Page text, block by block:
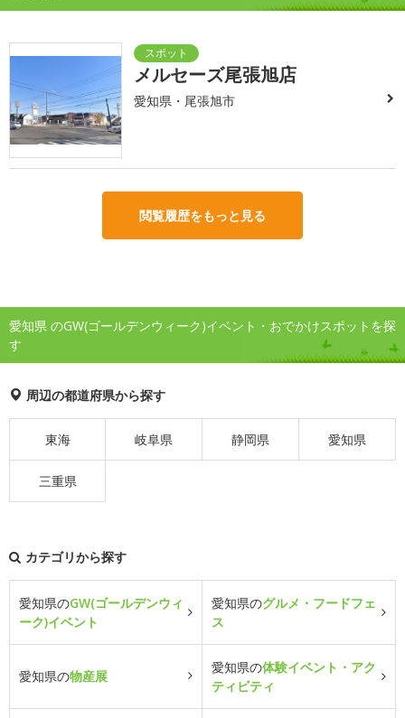
メルセーズ尾張旭店
愛知県・尾張旭市
閲覧履歴をもっと見る
愛知県 のGW(ゴールデンウィーク)イベント・おでかけスポットを探
す
周辺の都道府県から探す
東海 岐阜県 静岡県 愛知県
三重県
カテゴリから探す
愛知県のGW(ゴールデンウィ
ーク)イベント
愛知県のグルメ・フードフェ
ス
愛知県の物産展
愛知県の体験イベント・アク
ティビティ